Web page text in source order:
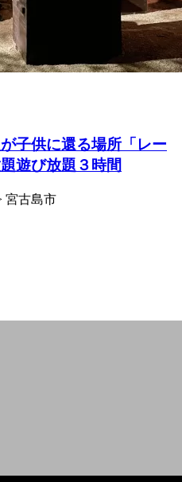
子供に還る場所「レー
遊び放題３時間
宮古島市